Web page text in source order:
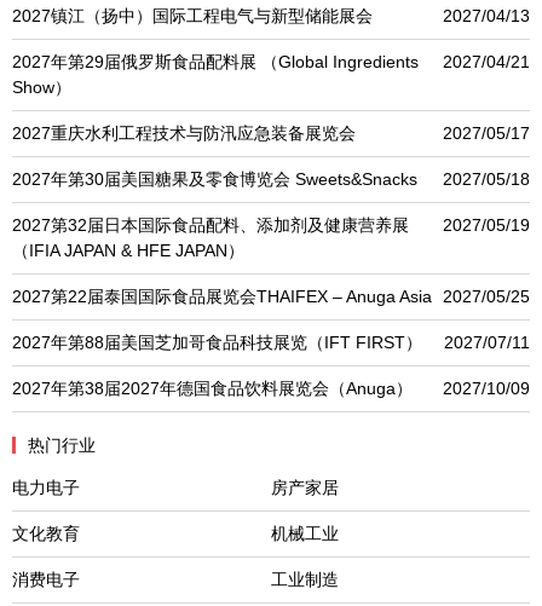
2027/04/13
2027镇江（扬中）国际工程电气与新型储能展会
2027/04/21
2027年第29届俄罗斯食品配料展 （Global Ingredients
Show）
2027/05/17
2027重庆水利工程技术与防汛应急装备展览会
2027/05/18
2027年第30届美国糖果及零食博览会 Sweets&Snacks
2027/05/19
2027第32届日本国际食品配料、添加剂及健康营养展
（IFIA JAPAN & HFE JAPAN）
2027/05/25
2027第22届泰国国际食品展览会THAIFEX – Anuga Asia
2027/07/11
2027年第88届美国芝加哥食品科技展览（IFT FIRST）
2027/10/09
2027年第38届2027年德国食品饮料展览会（Anuga）
热门行业
电力电子 房产家居
文化教育 机械工业
消费电子 工业制造